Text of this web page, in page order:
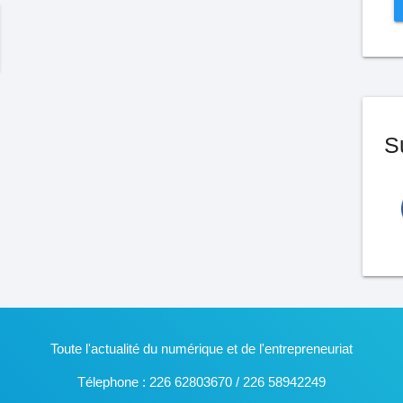
Toute l'actualité du numérique et de l'entrepreneuriat
Télephone : 226 62803670 / 226 58942249